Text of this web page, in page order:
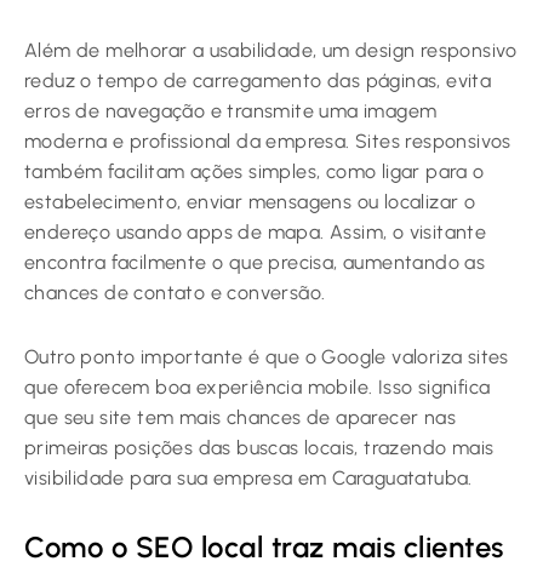
Além de melhorar a usabilidade, um design responsivo
reduz o tempo de carregamento das páginas, evita
erros de navegação e transmite uma imagem
moderna e profissional da empresa. Sites responsivos
também facilitam ações simples, como ligar para o
estabelecimento, enviar mensagens ou localizar o
endereço usando apps de mapa. Assim, o visitante
encontra facilmente o que precisa, aumentando as
chances de contato e conversão.
Outro ponto importante é que o Google valoriza sites
que oferecem boa experiência mobile. Isso significa
que seu site tem mais chances de aparecer nas
primeiras posições das buscas locais, trazendo mais
visibilidade para sua empresa em Caraguatatuba.
Como o SEO local traz mais clientes